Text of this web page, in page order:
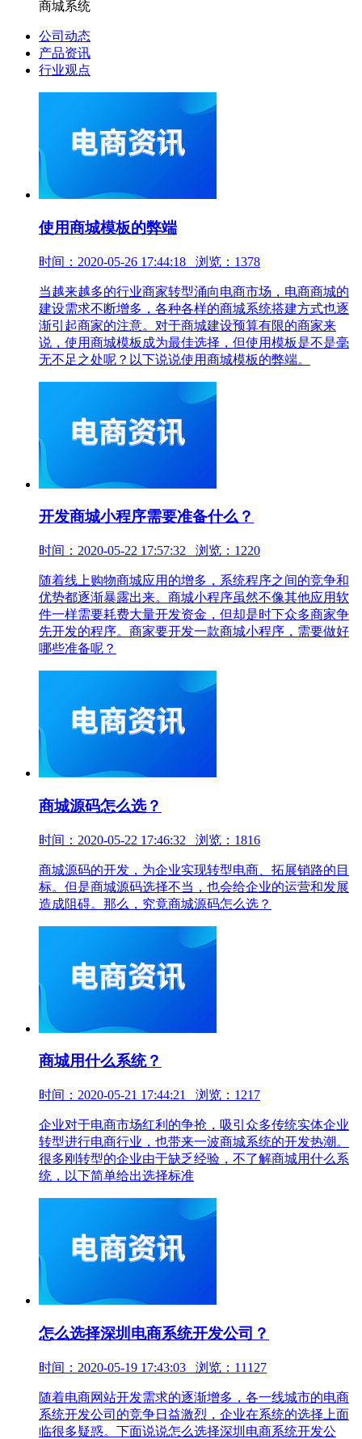
商城系统
公司动态
产品资讯
行业观点
使用商城模板的弊端
时间：2020-05-26 17:44:18 浏览：1378
当越来越多的行业商家转型涌向电商市场，电商商城的
建设需求不断增多，各种各样的商城系统搭建方式也逐
渐引起商家的注意。对于商城建设预算有限的商家来
说，使用商城模板成为最佳选择，但使用模板是不是毫
无不足之处呢？以下说说使用商城模板的弊端。
开发商城小程序需要准备什么？
时间：2020-05-22 17:57:32 浏览：1220
随着线上购物商城应用的增多，系统程序之间的竞争和
优势都逐渐暴露出来。商城小程序虽然不像其他应用软
件一样需要耗费大量开发资金，但却是时下众多商家争
先开发的程序。商家要开发一款商城小程序，需要做好
哪些准备呢？
商城源码怎么选？
时间：2020-05-22 17:46:32 浏览：1816
商城源码的开发，为企业实现转型电商、拓展销路的目
标。但是商城源码选择不当，也会给企业的运营和发展
造成阻碍。那么，究竟商城源码怎么选？
商城用什么系统？
时间：2020-05-21 17:44:21 浏览：1217
企业对于电商市场红利的争抢，吸引众多传统实体企业
转型进行电商行业，也带来一波商城系统的开发热潮。
很多刚转型的企业由于缺乏经验，不了解商城用什么系
统，以下简单给出选择标准
怎么选择深圳电商系统开发公司？
时间：2020-05-19 17:43:03 浏览：11127
随着电商网站开发需求的逐渐增多，各一线城市的电商
系统开发公司的竞争日益激烈，企业在系统的选择上面
临很多疑惑。下面说说怎么选择深圳电商系统开发公